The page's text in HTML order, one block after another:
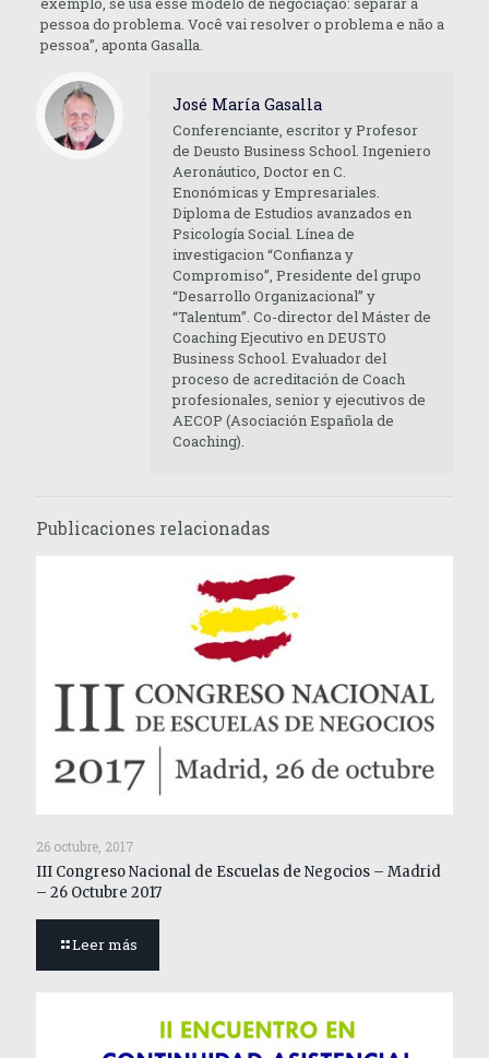
pessoa do problema. Você vai resolver o problema e não a
pessoa”, aponta Gasalla.
José María Gasalla
Conferenciante, escritor y Profesor
de Deusto Business School. Ingeniero
Aeronáutico, Doctor en C.
Enonómicas y Empresariales.
Diploma de Estudios avanzados en
Psicología Social. Línea de
investigacion “Confianza y
Compromiso”, Presidente del grupo
“Desarrollo Organizacional” y
“Talentum”. Co-director del Máster de
Coaching Ejecutivo en DEUSTO
Business School. Evaluador del
proceso de acreditación de Coach
profesionales, senior y ejecutivos de
AECOP (Asociación Española de
Coaching).
Publicaciones relacionadas
26 octubre, 2017
III Congreso Nacional de Escuelas de Negocios – Madrid
– 26 Octubre 2017
Leer más